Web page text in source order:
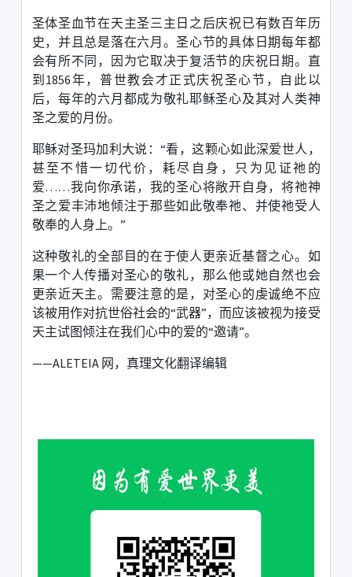
圣体圣血节在天主圣三主日之后庆祝已有数百年历
史，并且总是落在六月。圣心节的具体日期每年都
会有所不同，因为它取决于复活节的庆祝日期。直
到1856年，普世教会才正式庆祝圣心节，自此以
后，每年的六月都成为敬礼耶稣圣心及其对人类神
圣之爱的月份。
耶稣对圣玛加利大说：“看，这颗心如此深爱世人，
甚至不惜一切代价，耗尽自身，只为见证祂的
爱……我向你承诺，我的圣心将敞开自身，将祂神
圣之爱丰沛地倾注于那些如此敬奉祂、并使祂受人
敬奉的人身上。”
这种敬礼的全部目的在于使人更亲近基督之心。如
果一个人传播对圣心的敬礼，那么他或她自然也会
更亲近天主。需要注意的是，对圣心的虔诚绝不应
该被用作对抗世俗社会的“武器”，而应该被视为接受
天主试图倾注在我们心中的爱的“邀请”。
——ALETEIA 网，真理文化翻译编辑